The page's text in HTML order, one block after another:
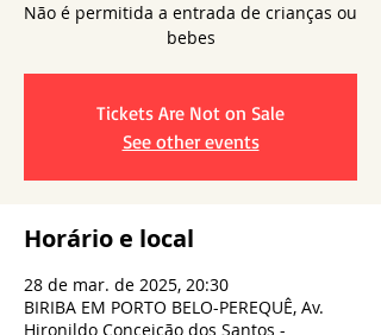
Não é permitida a entrada de crianças ou
bebes
Tickets Are Not on Sale
See other events
Horário e local
28 de mar. de 2025, 20:30
BIRIBA EM PORTO BELO-PEREQUÊ, Av.
Hironildo Conceição dos Santos -